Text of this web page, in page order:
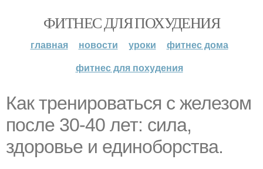
ФИТНЕС ДЛЯ ПОХУДЕНИЯ
главная новости уроки
фитнес дома
фитнес для похудения
Как тренироваться с железом
после 30-40 лет: сила,
здоровье и единоборства.